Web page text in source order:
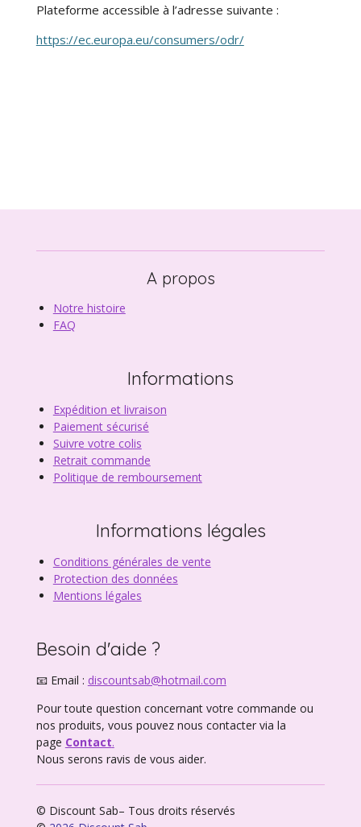
Plateforme accessible à l’adresse suivante :
https://ec.europa.eu/consumers/odr/
A propos
Notre histoire
FAQ
Informations
Expédition et livraison
Paiement sécurisé
Suivre votre colis
Retrait commande
Politique de remboursement
Informations légales
Conditions générales de vente
Protection des données
Mentions légales
Besoin d'aide ?
📧 Email : discountsab@hotmail.com
Pour toute question concernant votre commande ou
nos produits, vous pouvez nous contacter via la
page Contact.
Nous serons ravis de vous aider.
© Discount Sab– Tous droits réservés